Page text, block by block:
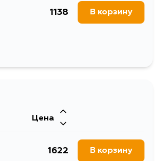
1138 В корзину
Цена
1622 В корзину